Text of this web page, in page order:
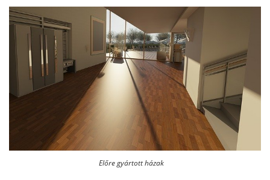
Előre gyártott házak